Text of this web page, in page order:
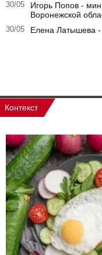
30/05
Игорь Попов -
Воронежской
30/05 Елена Латышева
Контекст